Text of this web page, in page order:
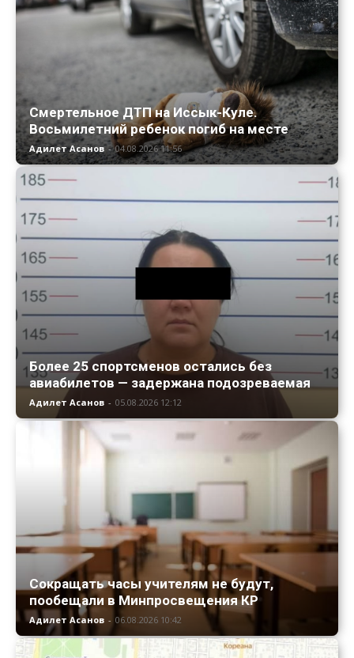
Смертельное ДТП на Иссык-Куле.
Восьмилетний ребенок погиб на месте
Адилет Асанов - 04.08.2026 11:56
Более 25 спортсменов остались без
авиабилетов — задержана подозреваемая
Адилет Асанов - 05.08.2026 12:12
Сокращать часы учителям не будут,
пообещали в Минпросвещения КР
Адилет Асанов - 06.08.2026 10:42